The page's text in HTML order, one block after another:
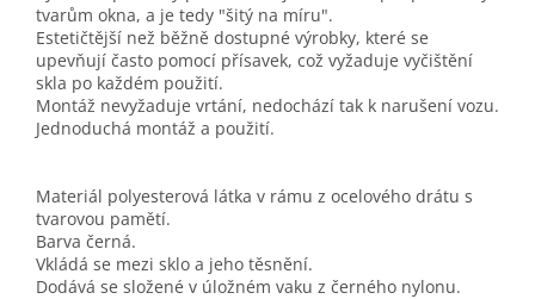
tvarům okna, a je tedy "šitý na míru".
Estetičtější než běžně dostupné výrobky, které se
upevňují často pomocí přísavek, což vyžaduje vyčištění
skla po každém použití.
Montáž nevyžaduje vrtání, nedochází tak k narušení vozu.
Jednoduchá montáž a použití.
Materiál polyesterová látka v rámu z ocelového drátu s
tvarovou pamětí.
Barva černá.
Vkládá se mezi sklo a jeho těsnění.
Dodává se složené v úložném vaku z černého nylonu.